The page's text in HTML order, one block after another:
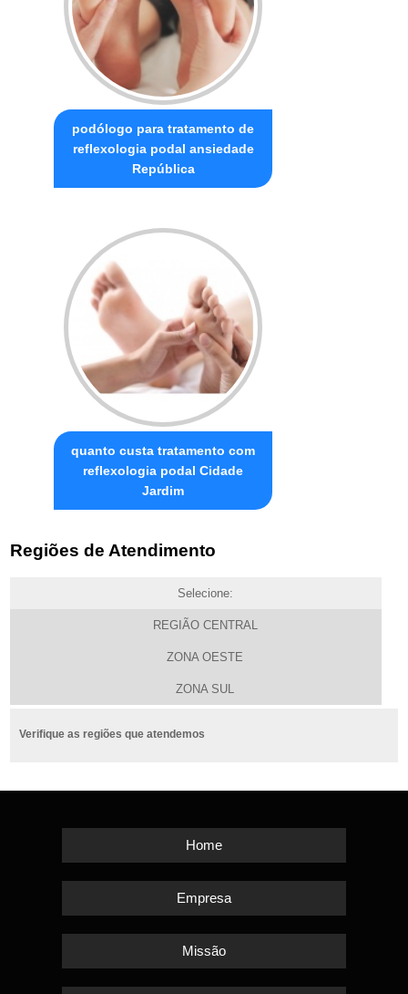
podólogo para tratamento de
reflexologia podal ansiedade
República
quanto custa tratamento com
reflexologia podal Cidade
Jardim
Regiões de Atendimento
Selecione:
REGIÃO CENTRAL
ZONA OESTE
ZONA SUL
Verifique as regiões que atendemos
Home
Empresa
Missão